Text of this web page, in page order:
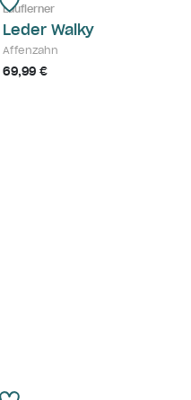
Lauflerner
Leder Walky
Affenzahn
69,99 €